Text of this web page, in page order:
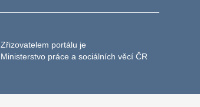
Zřizovatelem portálu je
Ministerstvo práce a sociálních věcí ČR